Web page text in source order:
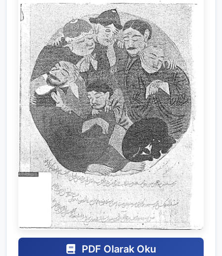
PDF Olarak Oku